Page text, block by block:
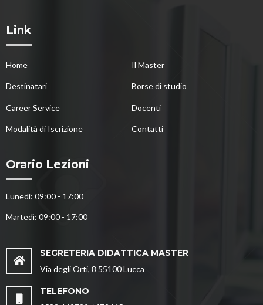
Link
Home Il Master
Destinatari Borse di studio
Career Service Docenti
Modalità di Iscrizione Contatti
Orario Lezioni
Lunedì: 09:00 - 17:00
Martedì: 09:00 - 17:00
SEGRETERIA DIDATTICA MASTER
Via degli Orti, 8 55100 Lucca
TELEFONO